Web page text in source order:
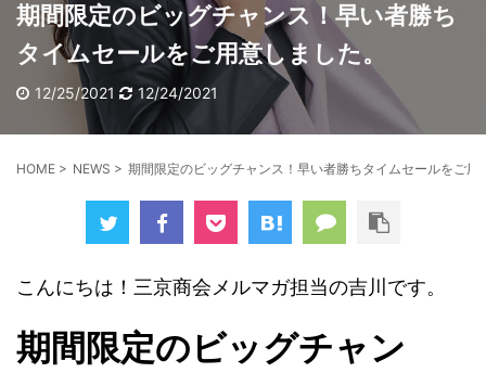
期間限定のビッグチャンス！早い者勝ち
タイムセールをご用意しました。
12/25/2021 12/24/2021
HOME > NEWS > 期間限定のビッグチャンス！早い者勝ちタイムセールをご用
こんにちは！三京商会メルマガ担当の吉川です。
期間限定のビッグチャン